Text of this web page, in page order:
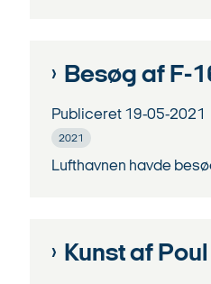
Besøg af F-
Publiceret 19-05-2021
2021
Lufthavnen havde
Kunst af